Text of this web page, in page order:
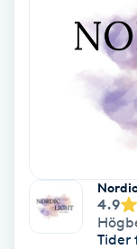
Meditation
Melasma
4.9
Tider